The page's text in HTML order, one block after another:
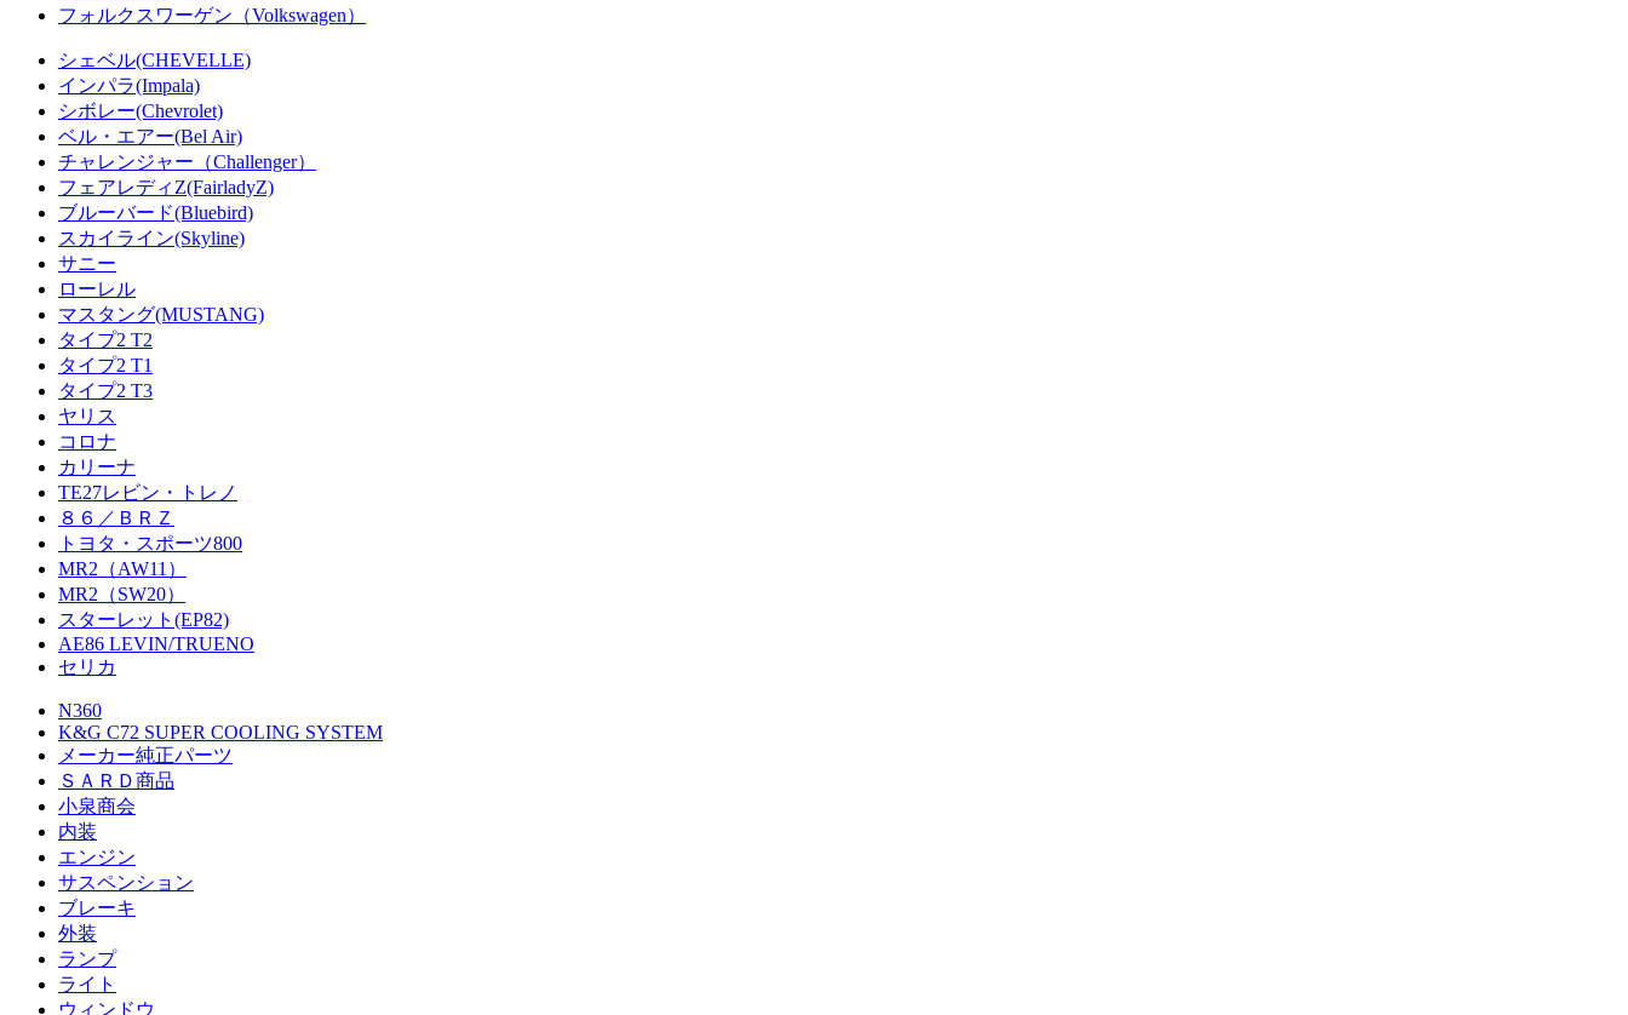
フォルクスワーゲン（Volkswagen）
シェベル(CHEVELLE)
インパラ(Impala)
シボレー(Chevrolet)
ベル・エアー(Bel Air)
チャレンジャー（Challenger）
フェアレディZ(FairladyZ)
ブルーバード(Bluebird)
スカイライン(Skyline)
サニー
ローレル
マスタング(MUSTANG)
タイプ2 T2
タイプ2 T1
タイプ2 T3
ヤリス
コロナ
カリーナ
TE27レビン・トレノ
８６／ＢＲＺ
トヨタ・スポーツ800
MR2（AW11）
MR2（SW20）
スターレット(EP82)
AE86 LEVIN/TRUENO
セリカ
N360
K&G C72 SUPER COOLING SYSTEM
メーカー純正パーツ
ＳＡＲＤ商品
小泉商会
内装
エンジン
サスペンション
ブレーキ
外装
ランプ
ライト
ウィンドウ